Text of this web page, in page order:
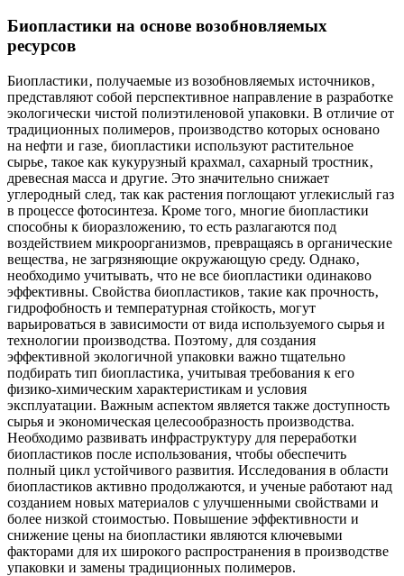
Биопластики на основе возобновляемых
ресурсов
Биопластики‚ получаемые из возобновляемых источников‚
представляют собой перспективное направление в разработке
экологически чистой полиэтиленовой упаковки. В отличие от
традиционных полимеров‚ производство которых основано
на нефти и газе‚ биопластики используют растительное
сырье‚ такое как кукурузный крахмал‚ сахарный тростник‚
древесная масса и другие. Это значительно снижает
углеродный след‚ так как растения поглощают углекислый газ
в процессе фотосинтеза. Кроме того‚ многие биопластики
способны к биоразложению‚ то есть разлагаются под
воздействием микроорганизмов‚ превращаясь в органические
вещества‚ не загрязняющие окружающую среду. Однако‚
необходимо учитывать‚ что не все биопластики одинаково
эффективны. Свойства биопластиков‚ такие как прочность‚
гидрофобность и температурная стойкость‚ могут
варьироваться в зависимости от вида используемого сырья и
технологии производства. Поэтому‚ для создания
эффективной экологичной упаковки важно тщательно
подбирать тип биопластика‚ учитывая требования к его
физико-химическим характеристикам и условия
эксплуатации. Важным аспектом является также доступность
сырья и экономическая целесообразность производства.
Необходимо развивать инфраструктуру для переработки
биопластиков после использования‚ чтобы обеспечить
полный цикл устойчивого развития. Исследования в области
биопластиков активно продолжаются‚ и ученые работают над
созданием новых материалов с улучшенными свойствами и
более низкой стоимостью. Повышение эффективности и
снижение цены на биопластики являются ключевыми
факторами для их широкого распространения в производстве
упаковки и замены традиционных полимеров.